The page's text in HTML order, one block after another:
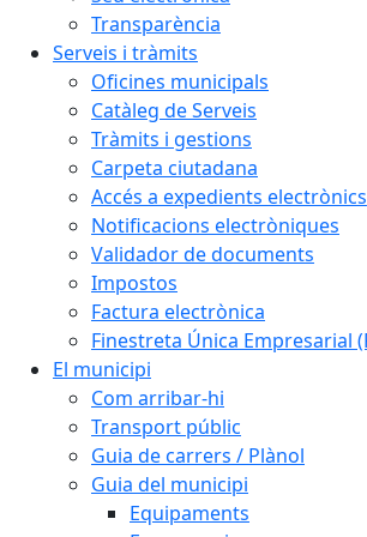
Transparència
Serveis i tràmits
Oficines municipals
Catàleg de Serveis
Tràmits i gestions
Carpeta ciutadana
Accés a expedients electrònics
Notificacions electròniques
Validador de documents
Impostos
Factura electrònica
Finestreta Única Empresarial
El municipi
Com arribar-hi
Transport públic
Guia de carrers / Plànol
Guia del municipi
Equipaments